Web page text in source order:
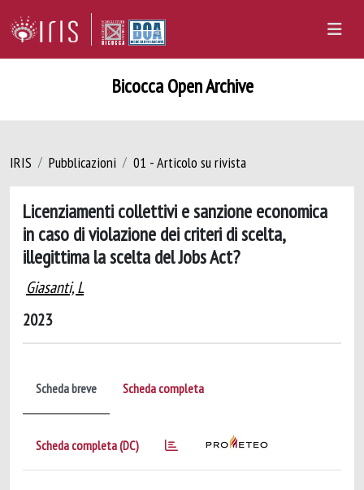
Bicocca Open Archive
IRIS Pubblicazioni 01 - Articolo su rivista
Licenziamenti collettivi e sanzione economica
in caso di violazione dei criteri di scelta,
illegittima la scelta del Jobs Act?
Giasanti, L
2023
Scheda breve Scheda completa
Scheda completa (DC)